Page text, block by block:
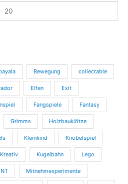
Bewegung collectable
Elfen Exit
Fangspiele Fantasy
Grimms Holzbauklötze
Kleinkind Knobelspiel
Kreativ Kugelbahn Lego
Mitnehmexperimente